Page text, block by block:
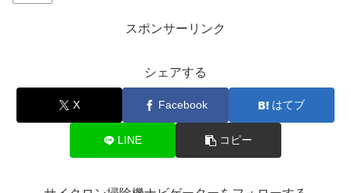
スポンサーリンク
シェアする
X Facebook はてブ
LINE コピー